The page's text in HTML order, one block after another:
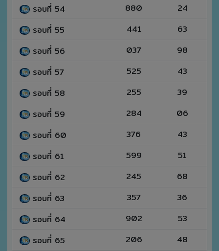
รอบที่ 54 880
24
รอบที่ 55
441
63
รอบที่ 56
037
98
รอบที่ 57
525
43
รอบที่ 58
255
39
รอบที่ 59
284
06
รอบที่ 60
376
43
รอบที่ 61
599
51
รอบที่ 62
245
68
รอบที่ 63
357
36
รอบที่ 64
902
53
รอบที่ 65
206
48